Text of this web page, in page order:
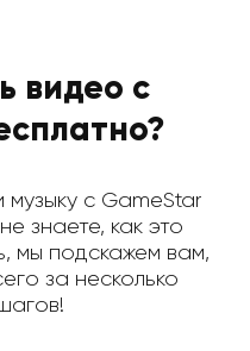
видео с
музыку с GameStar
знаете, как это
мы подскажем вам,
за несколько